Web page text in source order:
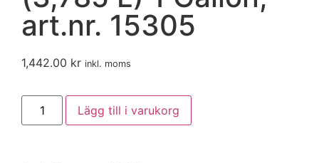
art.nr. 15305
1,442.00 kr inkl. moms
Lägg till i varukorg